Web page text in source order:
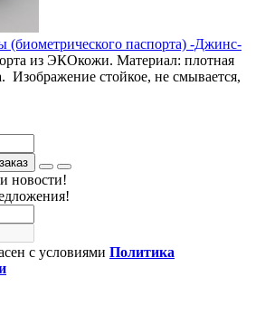
(биометрического паспорта) -Джинс-
из ЭКОкожи. Материал: плотная
Изображение стойкое, не смывается,
новости!
с условиями Политика